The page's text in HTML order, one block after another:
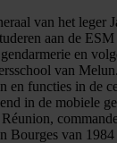
van het leger
aan de
en
van
en functies in de
in de mobiele
Bourges van